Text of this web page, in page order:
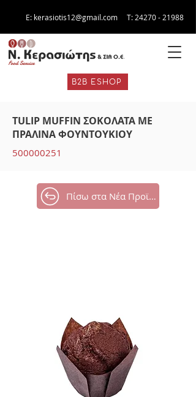
E: kerasiotis12@gmail.com Τ: 24270 - 21988
B2B ESHOP
TULIP MUFFIN ΣΟΚΟΛΑΤΑ ΜΕ
ΠΡΑΛΙΝΑ ΦΟΥΝΤΟΥΚΙΟΥ
500000251
Πίσω στα Νέα Προϊόντα